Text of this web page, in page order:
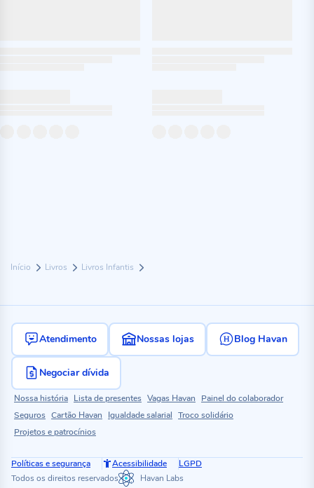
Início Livros Livros Infantis
Atendimento Nossas lojas Blog Havan
Negociar dívida
Nossa história Lista de presentes Vagas Havan
Painel do colaborador
Seguros Cartão Havan Igualdade salarial Troco solidário
Projetos e patrocínios
Políticas e segurança Acessibilidade
LGPD
Todos os direitos reservados
Havan Labs